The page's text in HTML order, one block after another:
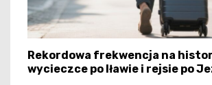
Rekordowa frekwencja na
wycieczce po Iławie i rejsie po